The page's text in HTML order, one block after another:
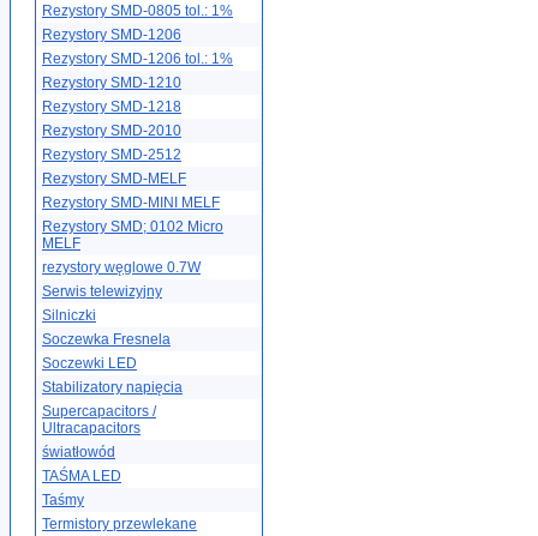
Rezystory SMD-0805 tol.: 1%
Rezystory SMD-1206
Rezystory SMD-1206 tol.: 1%
Rezystory SMD-1210
Rezystory SMD-1218
Rezystory SMD-2010
Rezystory SMD-2512
Rezystory SMD-MELF
Rezystory SMD-MINI MELF
Rezystory SMD; 0102 Micro
MELF
rezystory węglowe 0.7W
Serwis telewizyjny
Silniczki
Soczewka Fresnela
Soczewki LED
Stabilizatory napięcia
Supercapacitors /
Ultracapacitors
światłowód
TAŚMA LED
Taśmy
Termistory przewlekane